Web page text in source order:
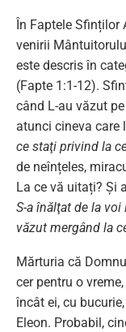
În Faptele
venirii
este descris în
(Fapte 1:1-12).
când L-au văzut
atunci cineva care
ce staţi privind la
de neînțeles,
La ce vă uitați? Și
S-a înălţat de la voi
văzut mergând la
Mărturia că
cer pentru o
încât ei, cu
Eleon. Probabil,